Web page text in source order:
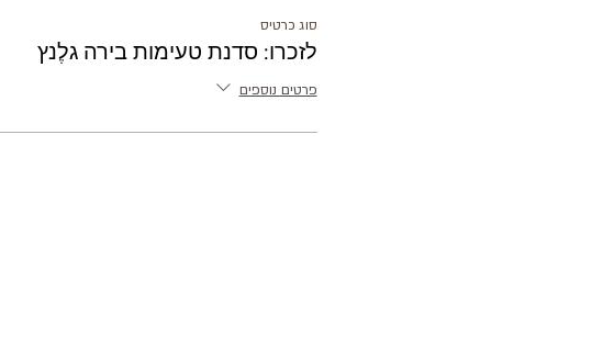
סוג כרטיס
לזכרו: סדנת טעימות בירה גלֶנץ
פרטים נוספים